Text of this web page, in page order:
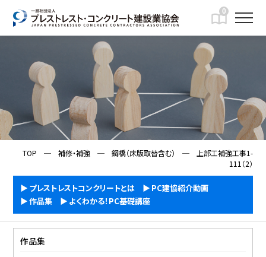
0
IMFORMATION
一般向け情報
TOP ─ 補修・補強 ─ 鋼橋（床版取替含む） ─
上部工補強工事1-
111（2）
プレストレストコンクリートとは
PC建協紹介動画
作品集
よくわかる！PC基礎講座
作品集